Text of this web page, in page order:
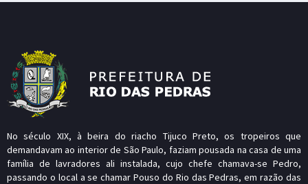
No século XIX, à beira do riacho Tijuco Preto, os tropeiros que
demandavam ao interior de São Paulo, faziam pousada na casa de uma
família de lavradores ali instalada, cujo chefe chamava-se Pedro,
passando o local a se chamar Pouso do Rio das Pedras, em razão das